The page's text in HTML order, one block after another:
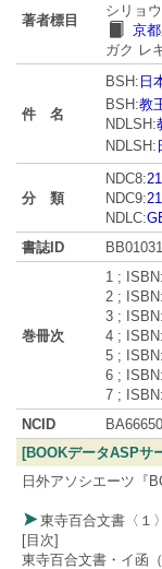
著者標目
シリョ
京
ガク レ
件 名
BSH: 日
BSH:教
NDLSH:
NDLSH:
分 類
NDC8:
NDC9:
NDLC:
書誌ID
巻冊次
1 ;
2 ;
3 ;
4 ;
5 ;
6 ;
7 ;
NCID
[BOOKデータASPサ
日外アソシエーツ『
東寺百合文書〈１
[目次]
東寺百合文書・イ函